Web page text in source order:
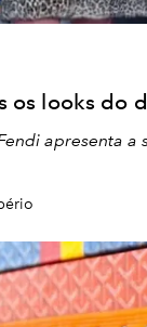
os looks do
apresenta a